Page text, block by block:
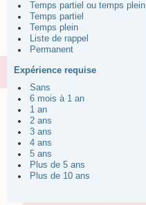
Temps partiel ou temps plein
Temps partiel
Temps plein
Liste de rappel
Permanent
Expérience requise
Sans
6 mois à 1 an
1 an
2 ans
3 ans
4 ans
5 ans
Plus de 5 ans
Plus de 10 ans